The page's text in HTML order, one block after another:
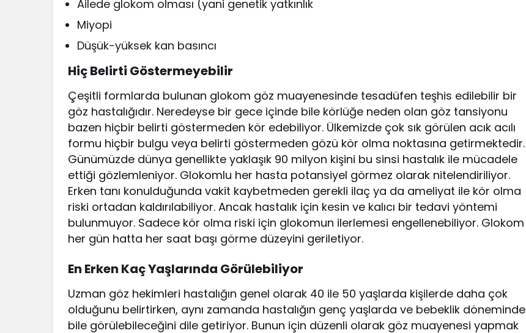
Ailede glokom olması (yani genetik yatkınlık
Miyopi
Düşük-yüksek kan basıncı
Hiç Belirti Göstermeyebilir
Çeşitli formlarda bulunan glokom göz muayenesinde tesadüfen teşhis edilebilir bir
göz hastalığıdır. Neredeyse bir gece içinde bile körlüğe neden olan göz tansiyonu
bazen hiçbir belirti göstermeden kör edebiliyor. Ülkemizde çok sık görülen acık acılı
formu hiçbir bulgu veya belirti göstermeden gözü kör olma noktasına getirmektedir.
Günümüzde dünya genellikte yaklaşık 90 milyon kişini bu sinsi hastalık ile mücadele
ettiği gözlemleniyor. Glokomlu her hasta potansiyel görmez olarak nitelendiriliyor.
Erken tanı konulduğunda vakit kaybetmeden gerekli ilaç ya da ameliyat ile kör olma
riski ortadan kaldırılabiliyor. Ancak hastalık için kesin ve kalıcı bir tedavi yöntemi
bulunmuyor. Sadece kör olma riski için glokomun ilerlemesi engellenebiliyor. Glokom
her gün hatta her saat başı görme düzeyini geriletiyor.
En Erken Kaç Yaşlarında Görülebiliyor
Uzman göz hekimleri hastalığın genel olarak 40 ile 50 yaşlarda kişilerde daha çok
olduğunu belirtirken, aynı zamanda hastalığın genç yaşlarda ve bebeklik döneminde
bile görülebileceğini dile getiriyor. Bunun için düzenli olarak göz muayenesi yapmak